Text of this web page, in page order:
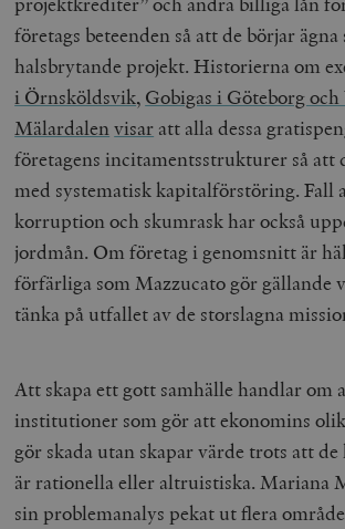
företags beteenden så att de börjar ägna
halsbrytande projekt. Historierna om
i Örnsköldsvik, Gobigas i Göteborg och
Mälardalenvisar att alla dessa
företagens incitamentsstrukturer så
med systematisk kapitalförstöring. Fall
korruption och skumrask har också
jordmån. Om företag i genomsnitt är
förfärliga som Mazzucato gör gällande
tänka på utfallet av de storslagna
Att skapa ett gott samhälle handlar om
institutioner som gör att ekonomins
gör skada utan skapar värde trots att de
är rationella eller altruistiska. Mariana
sin problemanalys pekat ut flera
Namn
_hjFirstSeen
woocommerce_items_in_cart